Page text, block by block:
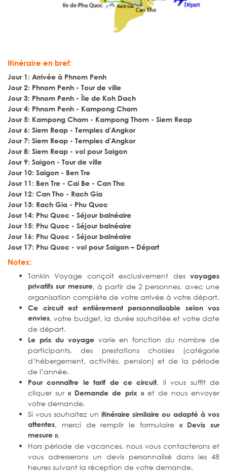
Itinéraire en bref:
Jour 1: Arrivée à Phnom Penh
Jour 2: Phnom Penh - Tour de ville
Jour 3: Phnom Penh - Île de Koh Dach
Jour 4: Phnom Penh - Kampong Cham
Jour 5: Kampong Cham - Kampong Thom - Siem Reap
Jour 6: Siem Reap - Temples d'Angkor
Jour 7: Siem Reap - Temples d'Angkor
Jour 8: Siem Reap - vol pour Saigon
Jour 9: Saigon - Tour de ville
Jour 10: Saigon - Ben Tre
Jour 11: Ben Tre - Cai Be - Can Tho
Jour 12: Can Tho - Rach Gia
Jour 13: Rach Gia - Phu Quoc
Jour 14: Phu Quoc - Séjour balnéaire
Jour 15: Phu Quoc - Séjour balnéaire
Jour 16: Phu Quoc - Séjour balnéaire
Jour 17: Phu Quoc - vol pour Saigon – Départ
Notes:
Tonkin Voyage conçoit exclusivement des voyages
privatifs sur mesure, à partir de 2 personnes, avec une
organisation complète de votre arrivée à votre départ.
Ce circuit est entièrement personnalisable selon vos
envies, votre budget, la durée souhaitée et votre date
de départ.
Le prix du voyage varie en fonction du nombre de
participants, des prestations choisies (catégorie
d’hébergement, activités, pension) et de la période
de l’année.
Pour connaître le tarif de ce circuit, il vous suffit de
cliquer sur« Demande de prix »et de nous envoyer
votre demande.
Si vous souhaitez un itinéraire similaire ou adapté à vos
attentes, merci de remplir le formulaire « Devis sur
mesure ».
Hors période de vacances, nous vous contacterons et
vous adresserons un devis personnalisé dans les 48
heures suivant la réception de votre demande.